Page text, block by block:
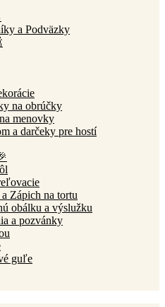
a Podväzky
na obrúčky
menovky
a darčeky pre hostí
Zápich na tortu
obálku a výslužku
a pozvánky
guľe